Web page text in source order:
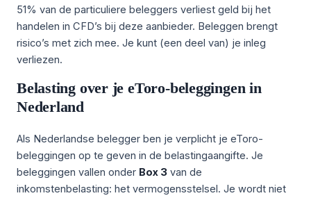
51% van de particuliere beleggers verliest geld bij het
handelen in CFD’s bij deze aanbieder. Beleggen brengt
risico’s met zich mee. Je kunt (een deel van) je inleg
verliezen.
Belasting over je eToro-beleggingen in
Nederland
Als Nederlandse belegger ben je verplicht je eToro-
beleggingen op te geven in de belastingaangifte. Je
beleggingen vallen onder Box 3 van de
inkomstenbelasting: het vermogensstelsel. Je wordt niet